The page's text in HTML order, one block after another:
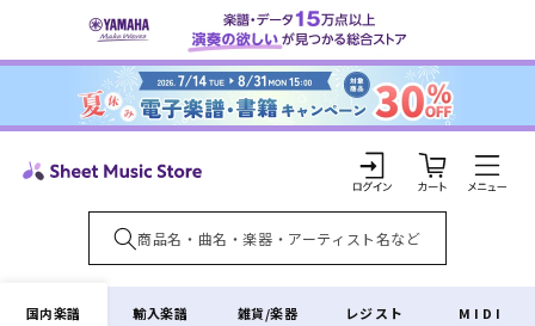
ンツに
ロ
グ
イ
カ
ー
ト
国内楽譜 輸入楽譜 雑貨/楽器 レジスト MIDI